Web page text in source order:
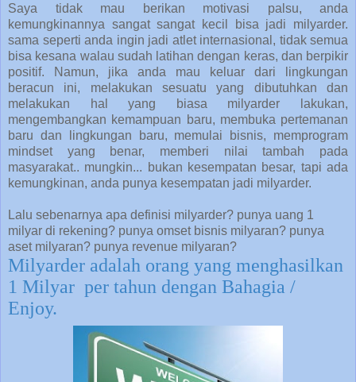
Saya tidak mau berikan motivasi palsu, anda
kemungkinannya sangat sangat kecil bisa jadi milyarder.
sama seperti anda ingin jadi atlet internasional, tidak semua
bisa kesana walau sudah latihan dengan keras, dan berpikir
positif. Namun, jika anda mau keluar dari lingkungan
beracun ini, melakukan sesuatu yang dibutuhkan dan
melakukan hal yang biasa milyarder lakukan,
mengembangkan kemampuan baru, membuka pertemanan
baru dan lingkungan baru, memulai bisnis, memprogram
mindset yang benar, memberi nilai tambah pada
masyarakat.. mungkin... bukan kesempatan besar, tapi ada
kemungkinan, anda punya kesempatan jadi milyarder.
Lalu sebenarnya apa definisi milyarder? punya uang 1
milyar di rekening? punya omset bisnis milyaran? punya
aset milyaran? punya revenue milyaran?
Milyarder adalah orang yang menghasilkan
1 Milyar per tahun dengan Bahagia /
Enjoy.